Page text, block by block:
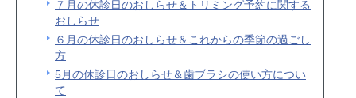
７月の休診日のおしらせ＆トリミング予約に関する
おしらせ
６月の休診日のおしらせ＆これからの季節の過ごし
方
5月の休診日のおしらせ＆歯ブラシの使い方につい
て